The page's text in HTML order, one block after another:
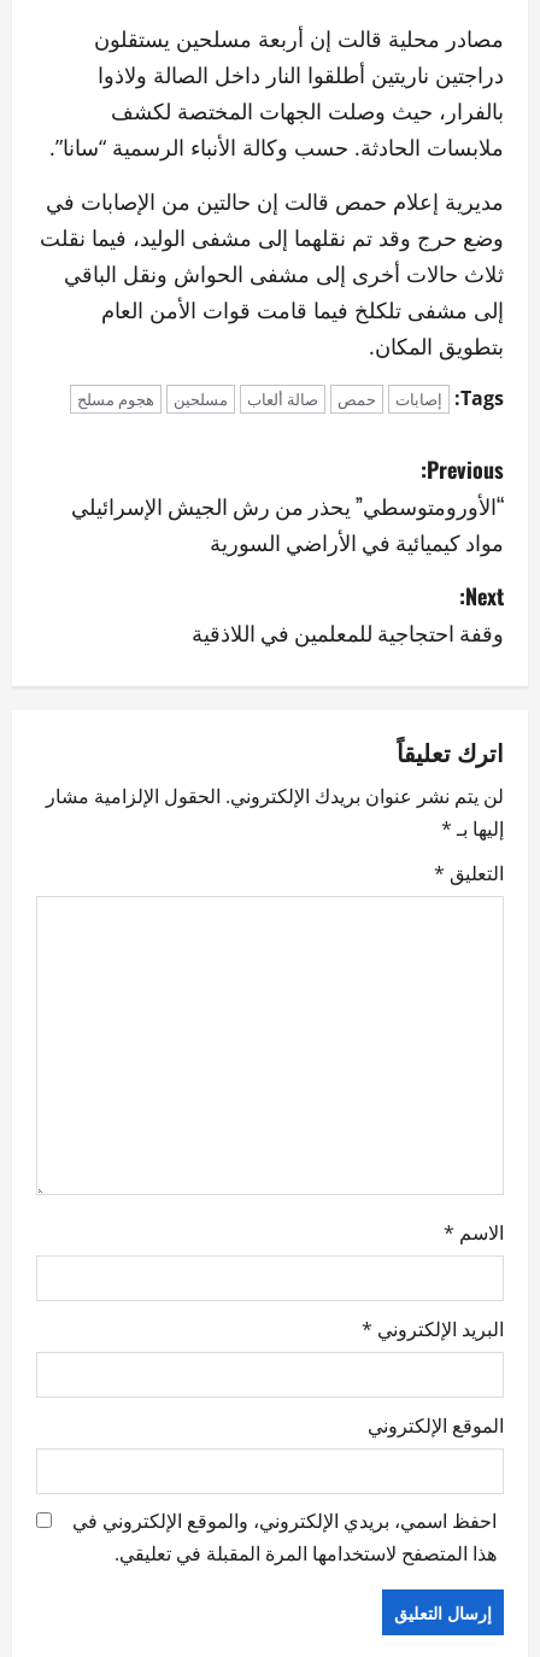
مصادر محلية قالت إن أربعة مسلحين يستقلون
دراجتين ناريتين أطلقوا النار داخل الصالة ولاذوا
بالفرار، حيث وصلت الجهات المختصة لكشف
ملابسات الحادثة. حسب وكالة الأنباء الرسمية “سانا”.
مديرية إعلام حمص قالت إن حالتين من الإصابات في
وضع حرج وقد تم نقلهما إلى مشفى الوليد، فيما نقلت
ثلاث حالات أخرى إلى مشفى الحواش ونقل الباقي
إلى مشفى تلكلخ فيما قامت قوات الأمن العام
بتطويق المكان.
Tags: إصابات حمص صالة ألعاب مسلحين هجوم مسلح
P
o
s
t
n
v
i
g
a
Previous:
“الأورومتوسطي” يحذر من رش الجيش الإسرائيلي
مواد كيميائية في الأراضي السورية
Next:
وقفة احتجاجية للمعلمين في اللاذقية
اترك تعليقاً
لن يتم نشر عنوان بريدك الإلكتروني. الحقول الإلزامية مشار
إليها بـ*
التعليق *
الاسم *
البريد الإلكتروني *
الموقع الإلكتروني
احفظ اسمي، بريدي الإلكتروني، والموقع الإلكتروني في
هذا المتصفح لاستخدامها المرة المقبلة في تعليقي.